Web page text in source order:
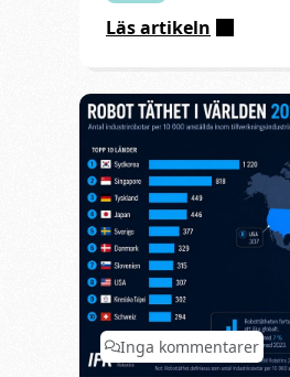
Läs artikeln
:
finns
–
men
teknikerna
saknas
Inga kommentarer